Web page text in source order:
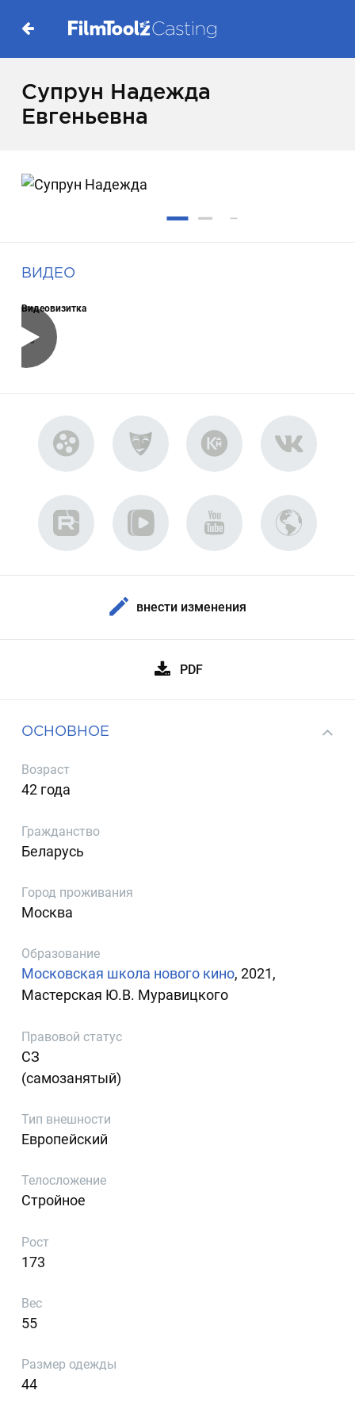
Супрун Надежда
Евгеньевна
ВИДЕО
Видеовизитка
внести изменения
PDF
ОСНОВНОЕ
Возраст
42 года
Гражданство
Беларусь
Город проживания
Москва
Образование
Московская школа нового кино, 2021,
Мастерская Ю.В. Муравицкого
Правовой статус
СЗ
(самозанятый)
Тип внешности
Европейский
Телосложение
Стройное
Рост
173
Вес
55
Размер одежды
44